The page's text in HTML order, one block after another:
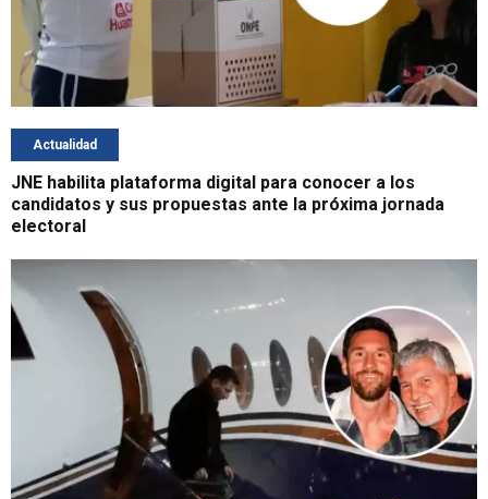
Actualidad
JNE habilita plataforma digital para conocer a los
candidatos y sus propuestas ante la próxima jornada
electoral